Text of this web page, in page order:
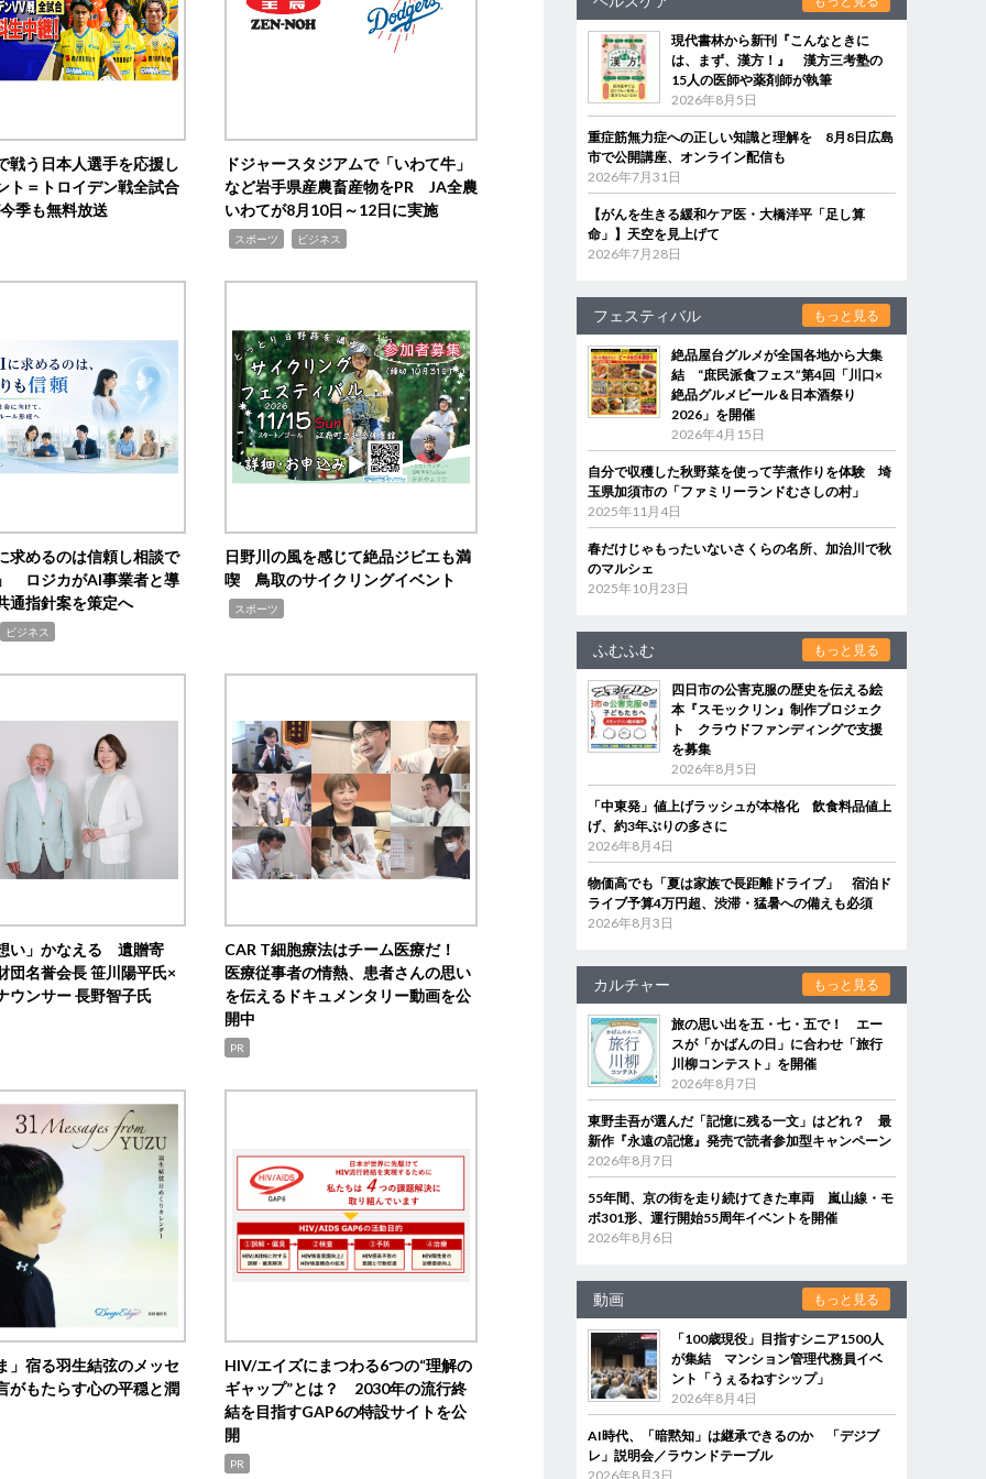
戦う日本人選手を応援し
＝トロイデン戦全試合
季も無料放送
ドジャースタジアムで「いわて牛」
など岩手県産農畜産物をPR JA全農
いわてが8月10日～12日に実施
スポーツ ビジネス
求めるのは信頼し相談で
ロジカがAI事業者と導
通指針案を策定へ
ビジネス
日野川の風を感じて絶品ジビエも満
喫 鳥取のサイクリングイベント
スポーツ
い」かなえる 遺贈寄
名誉会長 笹川陽平氏×
ウンサー 長野智子氏
CAR T細胞療法はチーム医療だ！
医療従事者の情熱、患者さんの思い
を伝えるドキュメンタリー動画を公
開中
PR
」宿る羽生結弦のメッセ
もたらす心の平穏と潤
HIV/エイズにまつわる6つの“理解の
ギャップ”とは？ 2030年の流行終
結を目指すGAP6の特設サイトを公
開
PR
現代書林から新刊『こんなときに
は、まず、漢方！』 漢方三考塾の
15人の医師や薬剤師が執筆
2026年8月5日
重症筋無力症への正しい知識と理解を 8月8日広島
市で公開講座、オンライン配信も
2026年7月31日
【がんを生きる緩和ケア医・大橋洋平「足し算
命」】天空を見上げて
2026年7月28日
フェスティバル もっと見る
絶品屋台グルメが全国各地から大集
結 “庶民派食フェス”第4回「川口×
絶品グルメビール＆日本酒祭り
2026」を開催
2026年4月15日
自分で収穫した秋野菜を使って芋煮作りを体験 埼
玉県加須市の「ファミリーランドむさしの村」
2025年11月4日
春だけじゃもったいないさくらの名所、加治川で秋
のマルシェ
2025年10月23日
ふむふむ もっと見る
四日市の公害克服の歴史を伝える絵
本『スモックリン』制作プロジェク
ト クラウドファンディングで支援
を募集
2026年8月5日
「中東発」値上げラッシュが本格化 飲食料品値上
げ、約3年ぶりの多さに
2026年8月4日
物価高でも「夏は家族で長距離ドライブ」 宿泊ド
ライブ予算4万円超、渋滞・猛暑への備えも必須
2026年8月3日
カルチャー もっと見る
旅の思い出を五・七・五で！ エー
スが「かばんの日」に合わせ「旅行
川柳コンテスト」を開催
2026年8月7日
東野圭吾が選んだ「記憶に残る一文」はどれ？ 最
新作『永遠の記憶』発売で読者参加型キャンペーン
2026年8月7日
55年間、京の街を走り続けてきた車両 嵐山線・モ
ボ301形、運行開始55周年イベントを開催
2026年8月6日
動画 もっと見る
「100歳現役」目指すシニア1500人
が集結 マンション管理代務員イベ
ント「うぇるねすシップ」
2026年8月4日
AI時代、「暗黙知」は継承できるのか 「デジブ
レ」説明会／ラウンドテーブル
2026年8月3日